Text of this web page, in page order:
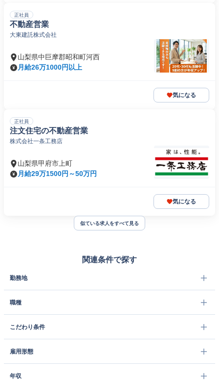
正社員
不動産営業
大東建託株式会社
山梨県中巨摩郡昭和町河西
月給26万1000円以上
気になる
正社員
注文住宅の不動産営業
株式会社一条工務店
山梨県甲府市上町
月給29万1500円～50万円
気になる
似ている求人をすべて見る
関連条件で探す
勤務地
職種
こだわり条件
雇用形態
年収